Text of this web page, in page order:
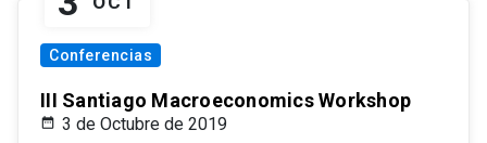
Conferencias
III Santiago Macroeconomics Workshop
3 de Octubre de 2019